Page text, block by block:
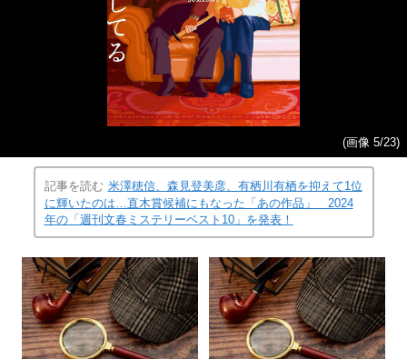
(画像 5/23)
記事を読む 米澤穂信、森見登美彦、有栖川有栖を抑えて1位
に輝いたのは…直木賞候補にもなった「あの作品」 2024
年の「週刊文春ミステリーベスト10」を発表！